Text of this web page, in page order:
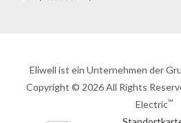
Eliwell ist ein Unternehmen der
Copyright © 2026 All Rights
Electric™